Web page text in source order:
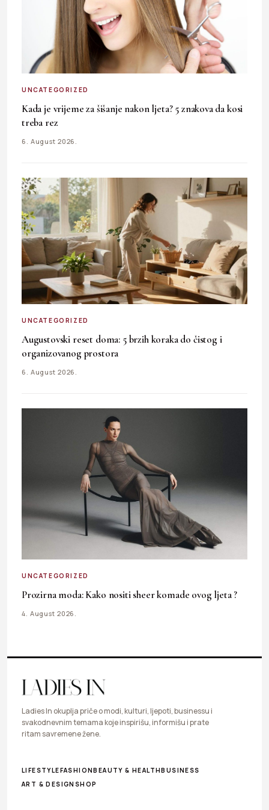
UNCATEGORIZED
Kada je vrijeme za šišanje nakon ljeta? 5 znakova da kosi
treba rez
6. August 2026.
UNCATEGORIZED
Augustovski reset doma: 5 brzih koraka do čistog i
organizovanog prostora
6. August 2026.
UNCATEGORIZED
Prozirna moda: Kako nositi sheer komade ovog ljeta ?
4. August 2026.
Ladies In okuplja priče o modi, kulturi, ljepoti, businessu i
svakodnevnim temama koje inspirišu, informišu i prate
ritam savremene žene.
LIFESTYLEFASHIONBEAUTY & HEALTHBUSINESS
ART & DESIGN SHOP